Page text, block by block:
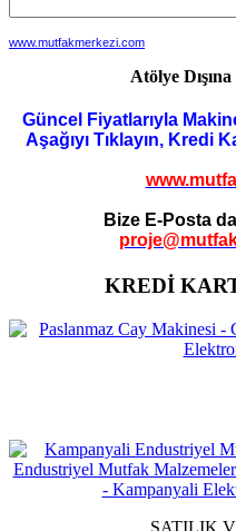
www.mutfakmerkezi.com
Atölye
Güncel Fiyatlarıyla
Aşağıyı Tıklayın, Kredi
Bize E-Posta
KREDİ
SATILIK